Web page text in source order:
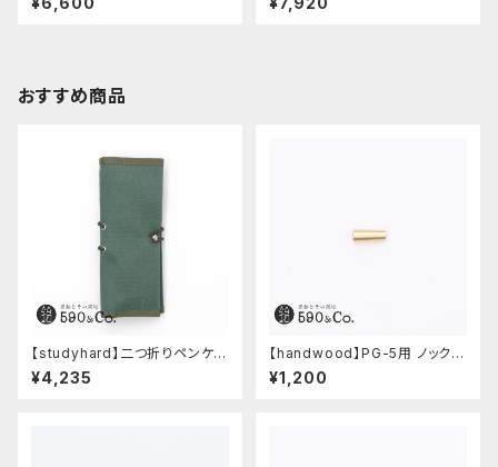
キーブルー)
ムゴールド)
おすすめ商品
【studyhard】二つ折りペンケー
ス ミニマムコンパクトサイズ
(アクアブルー)
¥4,235
【handwood】PG-5用 ノック部
カバー (真鍮)
¥1,200